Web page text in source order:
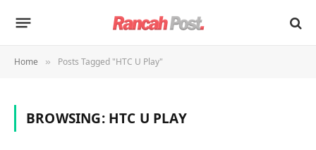
Home » Posts Tagged "HTC U Play"
BROWSING: HTC U PLAY